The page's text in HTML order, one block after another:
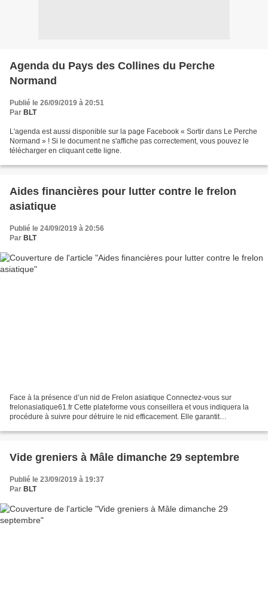
Agenda du Pays des Collines du Perche
Normand
Publié le 26/09/2019 à 20:51
Par BLT
L'agenda est aussi disponible sur la page Facebook « Sortir dans Le Perche
Normand » ! Si le document ne s'affiche pas correctement, vous pouvez le
télécharger en cliquant cette ligne.
Aides financières pour lutter contre le frelon
asiatique
Publié le 24/09/2019 à 20:56
Par BLT
Face à la présence d’un nid de Frelon asiatique Connectez-vous sur
frelonasiatique61.fr Cette plateforme vous conseillera et vous indiquera la
procédure à suivre pour détruire le nid efficacement. Elle garantit
Vide greniers à Mâle dimanche 29 septembre
Publié le 23/09/2019 à 19:37
Par BLT